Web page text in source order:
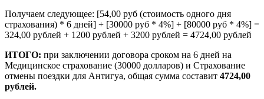
Получаем следующее: [54,00 руб (стоимость одного дня
страхования) * 6 дней] + [30000 руб * 4%] + [80000 руб * 4%] =
324,00 рублей + 1200 рублей + 3200 рублей = 4724,00 рублей
ИТОГО: при заключении договора сроком на 6 дней на
Медицинское страхование (30000 долларов) и Страхование
отмены поездки для Антигуа, общая сумма составит 4724,00
рублей.